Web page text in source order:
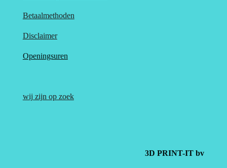
Betaalmethoden
Disclaimer
Openingsuren
wij zijn op zoek
3D PRINT-IT bv